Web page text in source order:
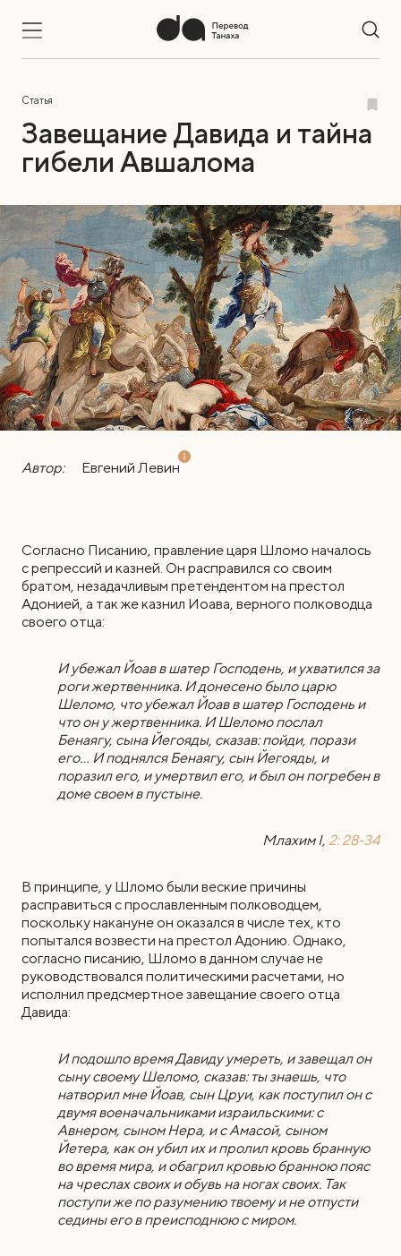
Статья
Завещание Давида и тайна
гибели Авшалома
Автор: Евгений Левин
Согласно Писанию, правление царя Шломо началось
с репрессий и казней. Он расправился со своим
братом, незадачливым претендентом на престол
Адонией, а так же казнил Иоава, верного полководца
своего отца:
И убежал Йоав в шатер Господень, и ухватился за
роги жертвенника. И донесено было царю
Шеломо, что убежал Йоав в шатер Господень и
что он у жертвенника. И Шеломо послал
Бенаягу, сына Йегояды, сказав: пойди, порази
его… И поднялся Бенаягу, сын Йегояды, и
поразил его, и умертвил его, и был он погребен в
доме своем в пустыне.
Млахим I, 2: 28-34
В принципе, у Шломо были веские причины
расправиться с прославленным полководцем,
поскольку накануне он оказался в числе тех, кто
попытался возвести на престол Адонию. Однако,
согласно писанию, Шломо в данном случае не
руководствовался политическими расчетами, но
исполнил предсмертное завещание своего отца
Давида:
И подошло время Давиду умереть, и завещал он
сыну своему Шеломо, сказав: ты знаешь, что
натворил мне Йоав, сын Цруи, как поступил он с
двумя военачальниками израильскими: с
Авнером, сыном Нера, и с Амасой, сыном
Йетера, как он убил их и пролил кровь бранную
во время мира, и обагрил кровью бранною пояс
на чреслах своих и обувь на ногах своих. Так
поступи же по разумению твоему и не отпусти
седины его в преисподнюю с миром.